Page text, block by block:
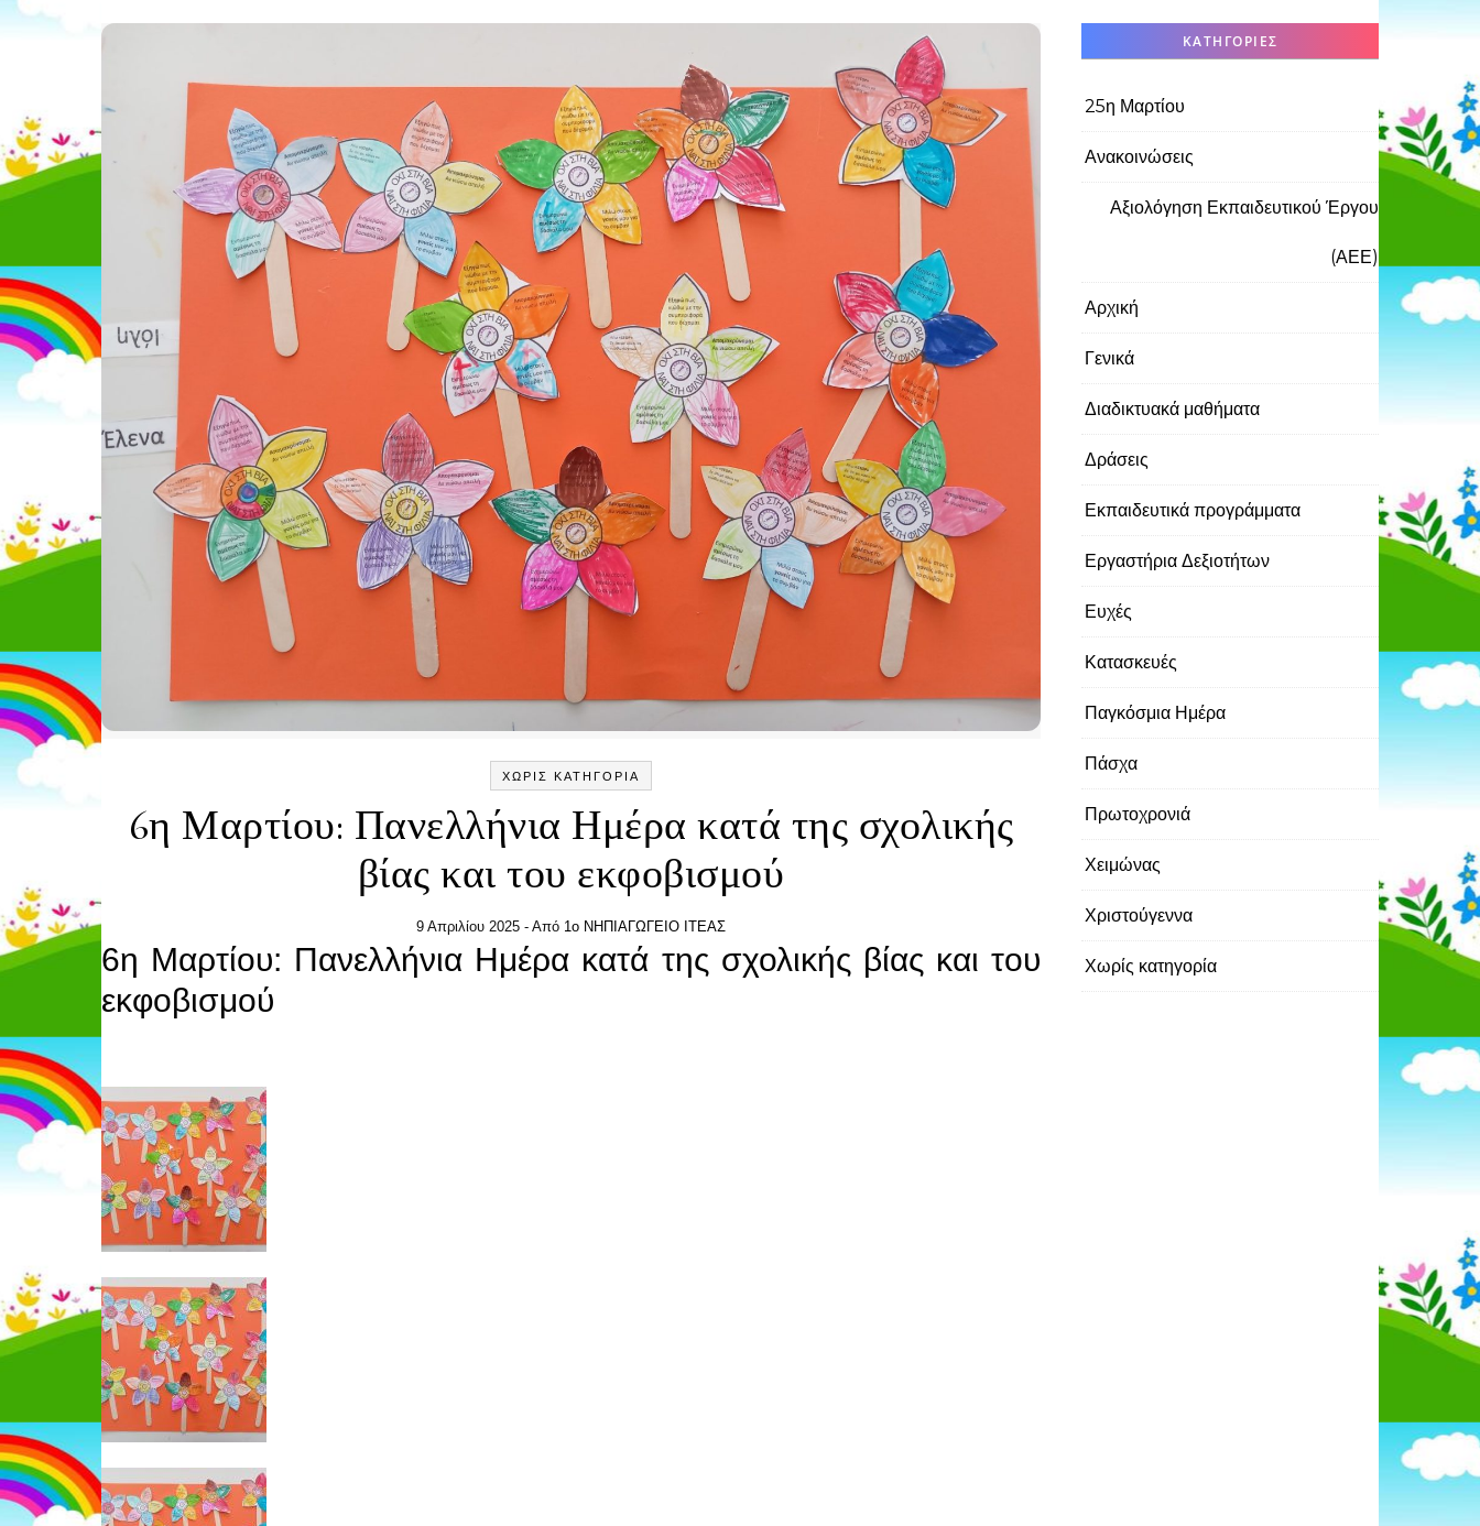
ΧΩΡΊΣ ΚΑΤΗΓΟΡΊΑ
6η Μαρτίου: Πανελλήνια Ημέρα κατά της σχολικής
βίας και του εκφοβισμού
9 Απριλίου 2025 - Από 1ο ΝΗΠΙΑΓΩΓΕΙΟ ΙΤΕΑΣ
6η Μαρτίου: Πανελλήνια Ημέρα κατά της σχολικής βίας και του
εκφοβισμού
KΑΤΗΓΟΡΊΕΣ
25η Μαρτίου
Ανακοινώσεις
Αξιολόγηση Εκπαιδευτικού Έργου
(ΑΕΕ)
Αρχική
Γενικά
Διαδικτυακά μαθήματα
Δράσεις
Εκπαιδευτικά προγράμματα
Εργαστήρια Δεξιοτήτων
Ευχές
Κατασκευές
Παγκόσμια Ημέρα
Πάσχα
Πρωτοχρονιά
Χειμώνας
Χριστούγεννα
Χωρίς κατηγορία